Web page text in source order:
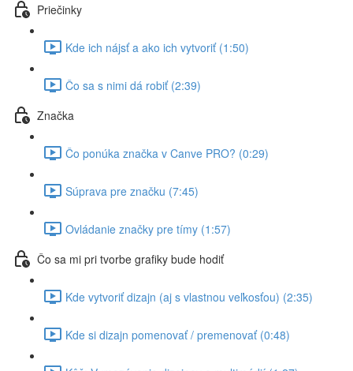
Priečinky
Kde ich nájsť a ako ich vytvoriť (1:50)
Čo sa s nimi dá robiť (2:39)
Značka
Čo ponúka značka v Canve PRO? (0:29)
Súprava pre značku (7:45)
Ovládanie značky pre tímy (1:57)
Čo sa mi pri tvorbe grafiky bude hodiť
Kde vytvoriť dizajn (aj s vlastnou veľkosťou) (2:35)
Kde si dizajn pomenovať / premenovať (0:48)